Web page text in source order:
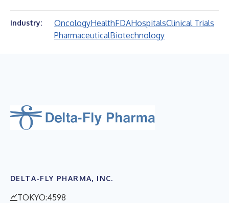
Industry: OncologyHealthFDAHospitalsClinical Trials
PharmaceuticalBiotechnology
DELTA-FLY PHARMA, INC.
TOKYO:4598